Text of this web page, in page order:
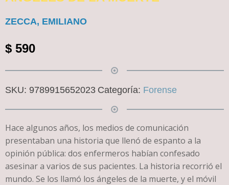
ZECCA, EMILIANO
$ 590
SKU: 9789915652023 Categoría: Forense
Hace algunos años, los medios de comunicación
presentaban una historia que llenó de espanto a la
opinión pública: dos enfermeros habían confesado
asesinar a varios de sus pacientes. La historia recorrió el
mundo. Se los llamó los ángeles de la muerte, y el móvil